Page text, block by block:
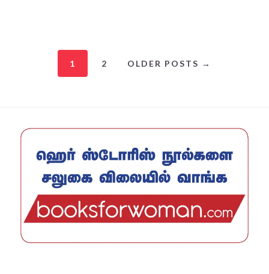
1 2 OLDER POSTS →